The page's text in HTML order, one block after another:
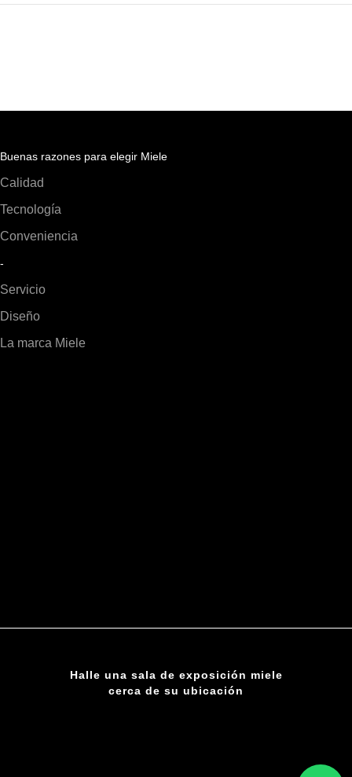
Buenas razones para elegir Miele
Calidad
Tecnología
Conveniencia
-
Servicio
Diseño
La marca Miele
Halle una sala de exposición miele
cerca de su ubicación